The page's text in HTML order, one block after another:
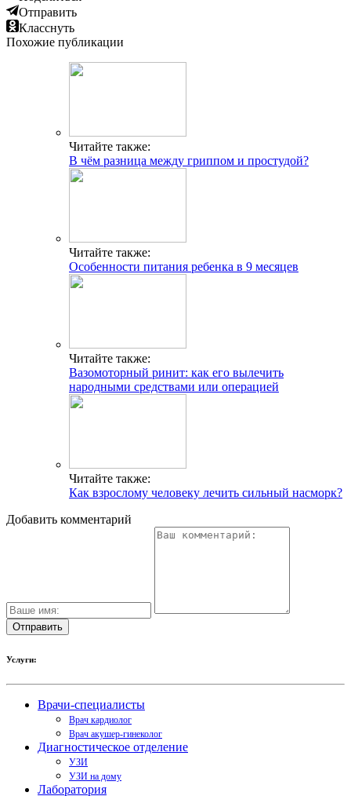
Отправить
Класснуть
Похожие публикации
Читайте также:
В чём разница между гриппом и простудой?
Читайте также:
Особенности питания ребенка в 9 месяцев
Читайте также:
Вазомоторный ринит: как его вылечить
народными средствами или операцией
Читайте также:
Как взрослому человеку лечить сильный насморк?
Добавить комментарий
Услуги:
Врачи-специалисты
Врач кардиолог
Врач акушер-гинеколог
Диагностическое отделение
УЗИ
УЗИ на дому
Лаборатория